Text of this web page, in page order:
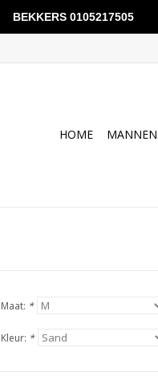
HOME MANNEN
Maat: *
Kleur: *
BEKKERS 0105217505